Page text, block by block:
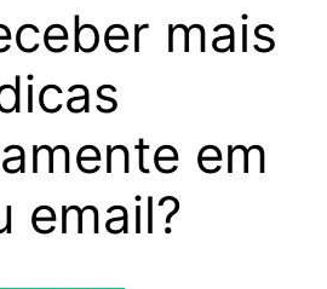
mais
em
email?